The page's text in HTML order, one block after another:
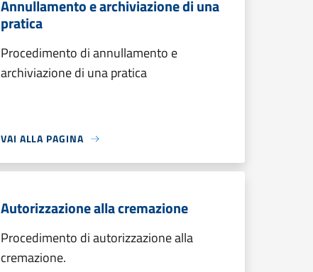
Annullamento e archiviazione di una
pratica
Procedimento di annullamento e
archiviazione di una pratica
VAI ALLA PAGINA
Autorizzazione alla cremazione
Procedimento di autorizzazione alla
cremazione.